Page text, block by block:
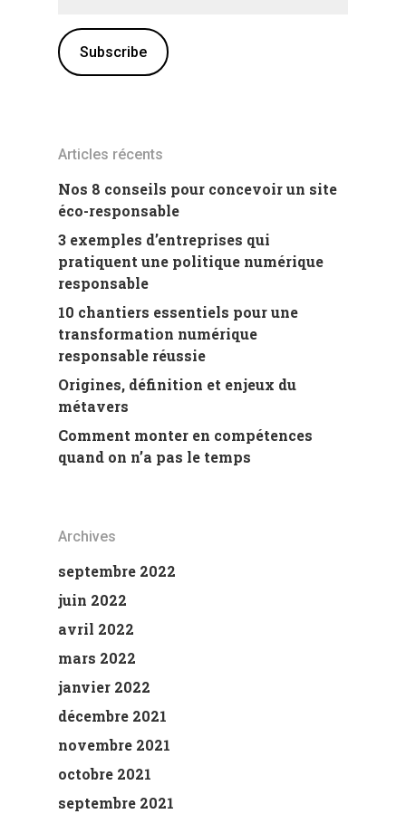
Articles récents
Nos 8 conseils pour concevoir un site
éco-responsable
3 exemples d’entreprises qui
pratiquent une politique numérique
responsable
10 chantiers essentiels pour une
transformation numérique
responsable réussie
Origines, définition et enjeux du
métavers
Comment monter en compétences
quand on n’a pas le temps
Archives
septembre 2022
juin 2022
avril 2022
mars 2022
janvier 2022
décembre 2021
novembre 2021
octobre 2021
septembre 2021